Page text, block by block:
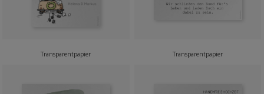
Transparentpapier Transparentpapier